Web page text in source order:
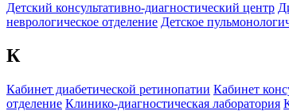
Детский консультативно-диагностический центр
неврологическое отделение Детское
К
Кабинет диабетической ретинопатии Кабинет
отделение Клинико-диагностическая лаборатория